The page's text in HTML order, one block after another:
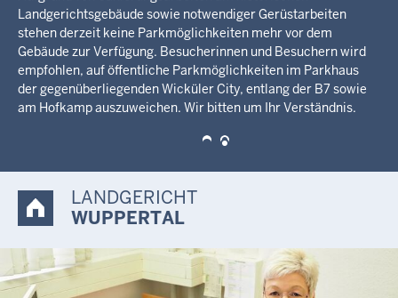
bietet neben einem nutzerfreundlichen und übersichtlichen
Design eine optimierte Darstellung auf mobilen Endgeräten.
Sie finden alle relevanten Informationen wie Aufgaben,
Wegbeschreibung und Öffnungszeiten.
LANDGERICHT
WUPPERTAL